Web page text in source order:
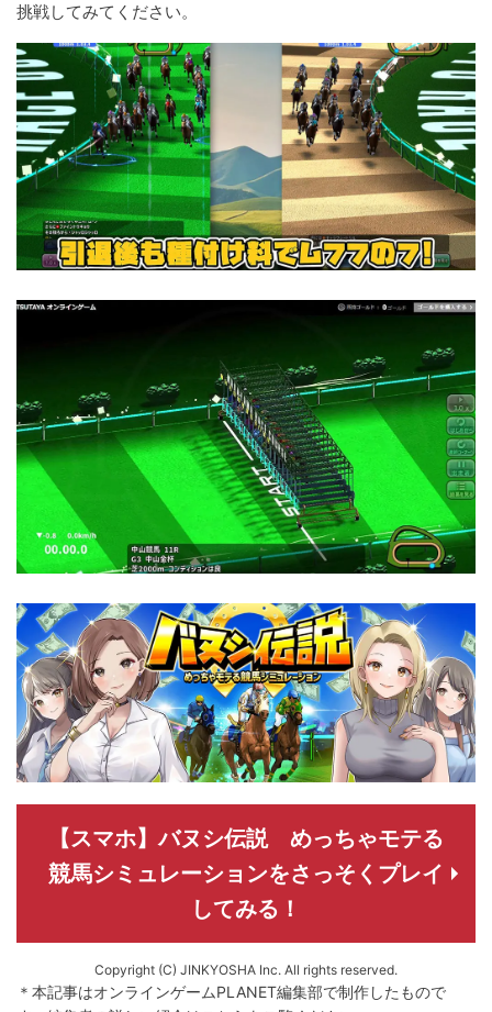
挑戦してみてください。
【スマホ】バヌシ伝説 めっちゃモテる
競馬シミュレーションをさっそくプレイ
してみる！
Copyright (C) JINKYOSHA Inc. All rights reserved.
＊本記事はオンラインゲームPLANET編集部で制作したもので